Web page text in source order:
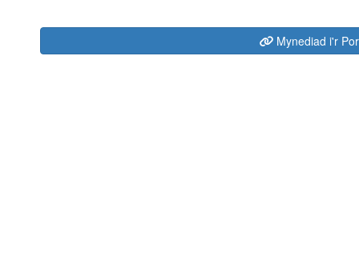
Mynediad i'r